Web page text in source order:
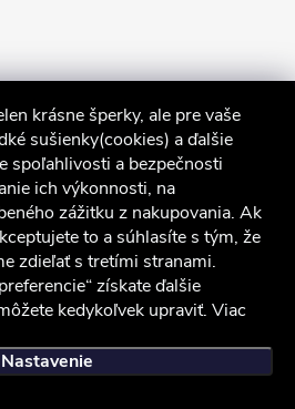
krásne šperky, ale pre vaše
sušienky(cookies) a ďalšie
spoľahlivosti a bezpečnosti
ich výkonnosti, na
zážitku z nakupovania. Ak
to a súhlasíte s tým, že
zdieľať s tretími stranami.
získate ďalšie
kedykoľvek upraviť. Viac
NastavenieOchrana osobných údajov